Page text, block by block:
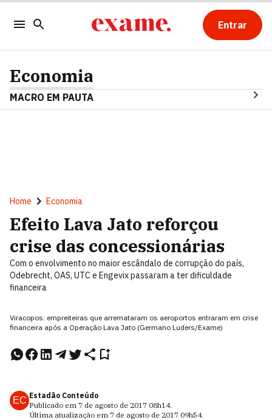
Entrar
Economia
MACRO EM PAUTA
Home Economia
Efeito Lava Jato reforçou
crise das concessionárias
Com o envolvimento no maior escândalo de corrupção do país,
Odebrecht, OAS, UTC e Engevix passaram a ter dificuldade
financeira
Viracopos: empreiteiras que arremataram os aeroportos entraram em crise
financeira após a Operação Lava Jato (Germano Luders/Exame)
EC Estadão Conteúdo
Publicado em 7 de agosto de 2017 08h14.
Última atualização em 7 de agosto de 2017 09h54.